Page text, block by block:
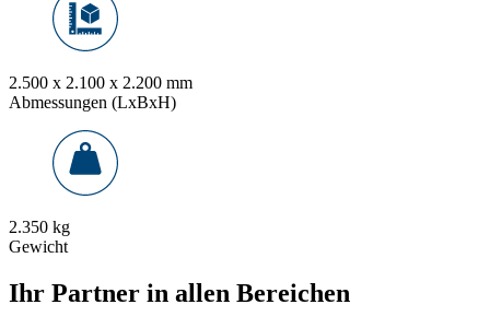
2.500 x 2.100 x 2.200 mm
Abmessungen (LxBxH)
2.350 kg
Gewicht
Ihr Partner in allen Bereichen